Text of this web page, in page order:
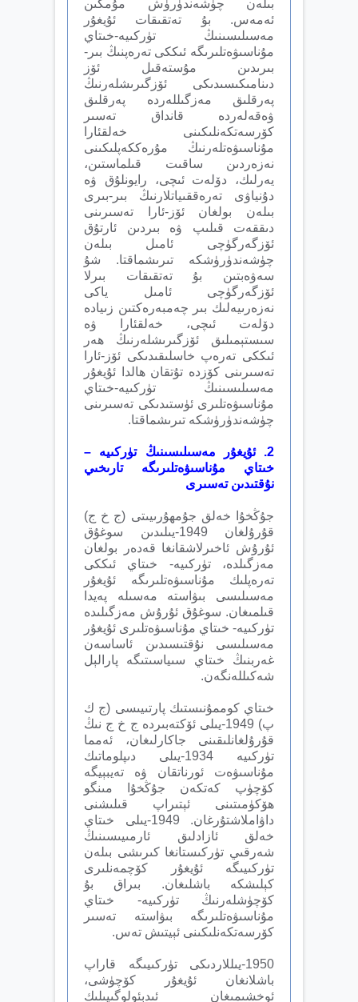
بىلەن چۈشەندۈرۈش مۇمكىن
ئەمەس. بۇ تەتقىقات ئۇيغۇر
مەسىلىسىنىڭ تۈركىيە-خىتاي
مۇناسىۋەتلىرىگە ئىككى تەرەپنىڭ بىر-
بىرىدىن مۇستەقىل ئۆز
دىنامىكىسىدىكى ئۆزگىرىشلەرنىڭ
پەرقلىق مەزگىللەردە پەرقلىق
ۋەقەلەردە قانداق تەسىر
كۆرسەتكەنلىكىنى خەلقئارا
مۇناسىۋەتلەرنىڭ مۇرەككەپلىكىنى
نەزەردىن ساقىت قىلماستىن،
يەرلىك، دۆلەت ئىچى، رايونلۇق ۋە
دۇنياۋى تەرەققىياتلارنىڭ بىر-بىرى
بىلەن بولغان ئۆز-ئارا تەسىرىنى
دىققەت قىلىپ ۋە بىردىن ئارتۇق
ئۆزگەرگۈچى ئامىل بىلەن
چۈشەندۈرۈشكە تىرىشماقتا. شۇ
سەۋەبتىن بۇ تەتقىقات بىرلا
ئۆزگەرگۈچى ئامىل ياكى
نەزەرىيەلىك بىر چەمبەرەكتىن زىيادە
دۆلەت ئىچى، خەلقئارا ۋە
سىستېمىلىق ئۆزگىرىشلەرنىڭ ھەر
ئىككى تەرەپ خاسلىقىدىكى ئۆز-ئارا
تەسىرىنى كۆزدە تۇتقان ھالدا ئۇيغۇر
مەسىلىسىنىڭ تۈركىيە-خىتاي
مۇناسىۋەتلىرى ئۈستىدىكى تەسىرىنى
چۈشەندۈرۈشكە تىرىشماقتا.
2. ئۇيغۇر مەسىلىسىنىڭ تۈركىيە –
خىتاي مۇناسىۋەتلىرىگە تارىخىي
نۇقتىدىن تەسىرى
جۇڭخۇا خەلق جۇمھۇرىيىتى (ج خ ج)
قۇرۇلغان 1949-يىلىدىن سوغۇق
ئۇرۇش ئاخىرلاشقانغا قەدەر بولغان
مەزگىلدە، تۈركىيە- خىتاي ئىككى
تەرەپلىك مۇناسىۋەتلىرىگە ئۇيغۇر
مەسىلىسى بىۋاستە مەسىلە پەيدا
قىلمىغان. سوغۇق ئۇرۇش مەزگىلىدە
تۈركىيە- خىتاي مۇناسىۋەتلىرى ئۇيغۇر
مەسىلىسى نۇقتىسىدىن ئاساسەن
غەربنىڭ خىتاي سىياسىتىگە پارالېل
شەكىللەنگەن.
خىتاي كوممۇنىستىك پارتىيىسى (ج ك
پ) 1949-يىلى ئۆكتەبىردە ج خ ج نىڭ
قۇرۇلغانلىقىنى جاكارلىغان، ئەمما
تۈركىيە 1934-يىلى دىپلوماتىك
مۇناسىۋەت ئورناتقان ۋە تەيبېيگە
كۆچۈپ كەتكەن جۇڭخۇا مىنگو
ھۆكۈمىتىنى ئېتىراپ قىلىشنى
داۋاملاشتۇرغان. 1949-يىلى خىتاي
خەلق ئازادلىق ئارمىيىسىنىڭ
شەرقىي تۈركىستانغا كىرىشى بىلەن
تۈركىيىگە ئۇيغۇر كۆچمەنلىرى
كېلىشكە باشلىغان. بىراق بۇ
كۆچۈشلەرنىڭ تۈركىيە- خىتاي
مۇناسىۋەتلىرىگە بىۋاستە تەسىر
كۆرسەتكەنلىكىنى ئېيتىش تەس.
1950-يىللاردىكى تۈركىيىگە قاراپ
باشلانغان ئۇيغۇر كۆچۈشى،
ئوخشىمىغان ئىدېئولوگىيىلىك